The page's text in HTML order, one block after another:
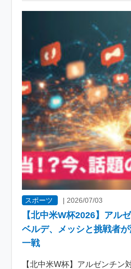
スポーツ |2026/07/03
【北中米W杯2026】アル
ベルデ、メッシと挑戦者
一戦
【北中米W杯】アルゼンチン